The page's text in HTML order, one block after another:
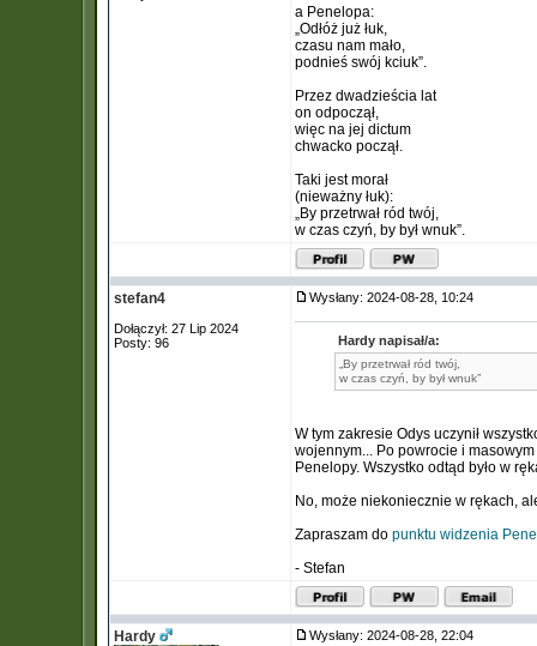
a Penelopa:
„Odłóż już łuk,
czasu nam mało,
podnieś swój kciuk”.
Przez dwadzieścia lat
on odpoczął,
więc na jej dictum
chwacko począł.
Taki jest morał
(nieważny łuk):
„By przetrwał ród twój,
w czas czyń, by był wnuk”.
stefan4
Dołączył: 27 Lip 2024
Posty: 96
Wysłany: 2024-08-28, 10:24
Hardy napisał/a:
„By przetrwał ród twój,
w czas czyń, by był wnuk”
W tym zakresie Odys uczynił
wojennym... Po powrocie i
Penelopy. Wszystko odtąd było w
No, może niekoniecznie w rękach,
Zapraszam do punktu widzenia
- Stefan
Hardy Wysłany: 2024-08-28, 22:04